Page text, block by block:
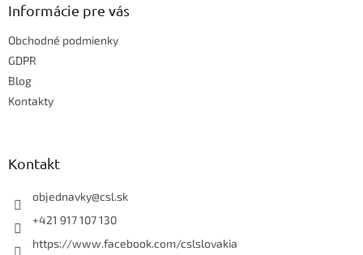
Informácie pre vás
Obchodné podmienky
GDPR
Blog
Kontakty
Kontakt
objednavky@csl.sk
+421 917 107 130
https://www.facebook.com/cslslovakia